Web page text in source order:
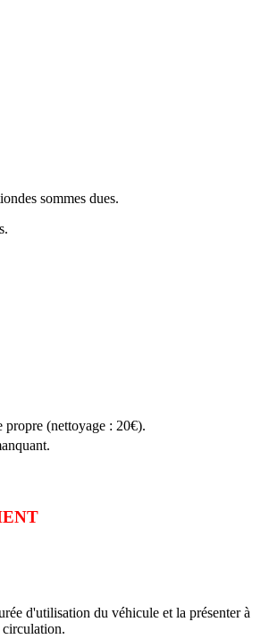
sommes dues.
propre (nettoyage : 20€).
d'utilisation du véhicule et la présenter à
circulation.